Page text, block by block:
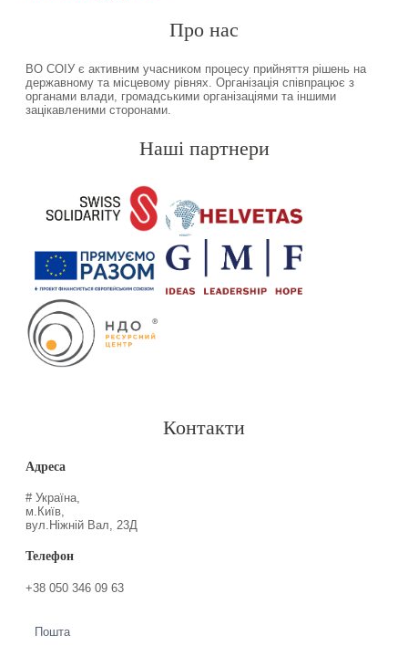
Про нас
ВО СОІУ є активним учасником процесу прийняття рішень на
державному та місцевому рівнях. Організація співпрацює з
органами влади, громадськими організаціями та іншими
зацікавленими сторонами.
Наші партнери
Контакти
Адреса
# Україна,
м.Київ,
вул.Ніжній Вал, 23Д
Телефон
+38 050 346 09 63
Пошта